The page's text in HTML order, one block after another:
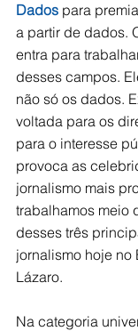
Dados para
a partir de dados.
entra para
desses campos.
não só os dados.
voltada para os
para o interesse
provoca as
jornalismo mais
trabalhamos meio
desses três
jornalismo hoje no
Lázaro.
Na categoria